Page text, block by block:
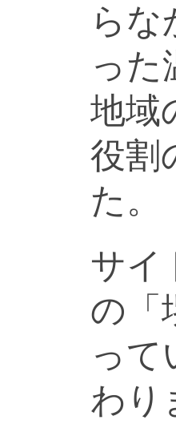
らな
った
地域
役割
た。
サイ
の「
って
わり